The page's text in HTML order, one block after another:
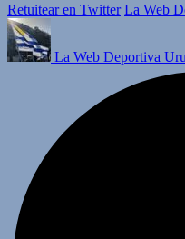
Retuitear en Twitter La Web
La Web Deportiva